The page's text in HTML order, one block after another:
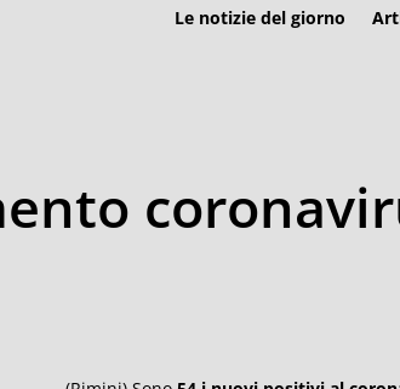
Le notizie del giorno